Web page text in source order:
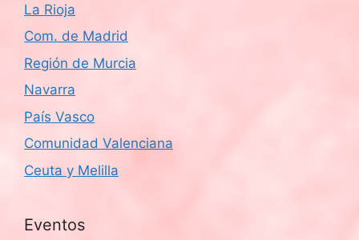
La Rioja
Com. de Madrid
Región de Murcia
Navarra
País Vasco
Comunidad Valenciana
Ceuta y Melilla
Eventos